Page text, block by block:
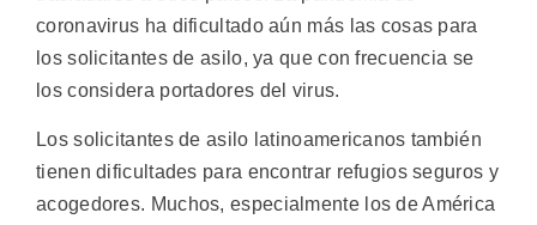
coronavirus ha dificultado aún más las cosas para
los solicitantes de asilo, ya que con frecuencia se
los considera portadores del virus.
Los solicitantes de asilo latinoamericanos también
tienen dificultades para encontrar refugios seguros y
acogedores. Muchos, especialmente los de América